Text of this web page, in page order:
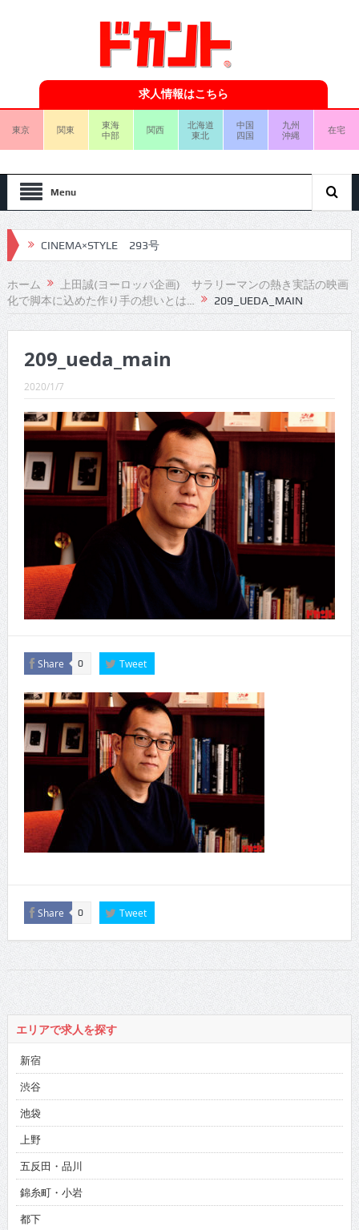
求人情報はこちら
東京 関東
東海
中部
関西
北海道
東北
中国
四国
九州
沖縄
在宅
Menu
CINEMA×STYLE 293号
CINEMA×STYLE 292号
CINEMA×STYLE 291号
CINEMA×STYLE 289号
CINEMA×STYLE 287号
CINEMA×STYLE 286号
CINEMA×STYLE 285号
CINEMA×STYLE 294号
ホーム
上田誠(ヨーロッパ企画) サラリーマンの熱き実話の映画
化で脚本に込めた作り手の想いとは…
209_UEDA_MAIN
209_ueda_main
2020/1/7
Share 0 Tweet
Share 0 Tweet
エリアで求人を探す
新宿
渋谷
池袋
上野
五反田・品川
錦糸町・小岩
都下